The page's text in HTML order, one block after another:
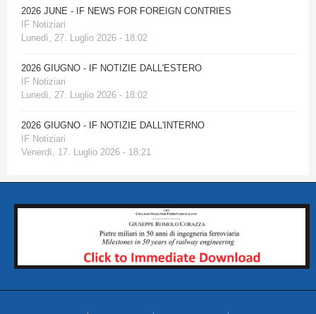
2026 JUNE - IF NEWS FOR FOREIGN CONTRIES
IF Notiziari
Lunedì, 27. Luglio 2026 - 18:02
2026 GIUGNO - IF NOTIZIE DALL'ESTERO
IF Notiziari
Lunedì, 27. Luglio 2026 - 18:02
2026 GIUGNO - IF NOTIZIE DALL'INTERNO
IF Notiziari
Venerdì, 17. Luglio 2026 - 18:21